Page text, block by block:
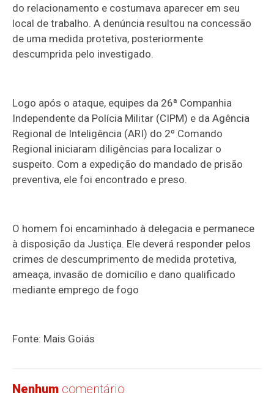
do relacionamento e costumava aparecer em seu
local de trabalho. A denúncia resultou na concessão
de uma medida protetiva, posteriormente
descumprida pelo investigado.
Logo após o ataque, equipes da 26ª Companhia
Independente da Polícia Militar (CIPM) e da Agência
Regional de Inteligência (ARI) do 2º Comando
Regional iniciaram diligências para localizar o
suspeito. Com a expedição do mandado de prisão
preventiva, ele foi encontrado e preso.
O homem foi encaminhado à delegacia e permanece
à disposição da Justiça. Ele deverá responder pelos
crimes de descumprimento de medida protetiva,
ameaça, invasão de domicílio e dano qualificado
mediante emprego de fogo
Fonte: Mais Goiás
Nenhum comentário